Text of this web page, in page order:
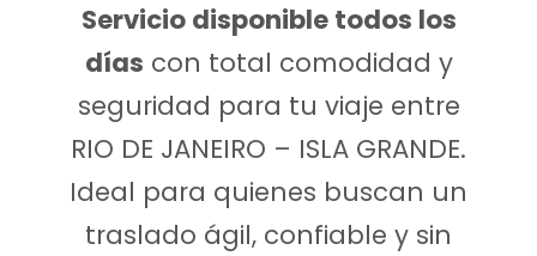
Servicio disponible todos los
días con total comodidad y
seguridad para tu viaje entre
RIO DE JANEIRO – ISLA GRANDE.
Ideal para quienes buscan un
traslado ágil, confiable y sin